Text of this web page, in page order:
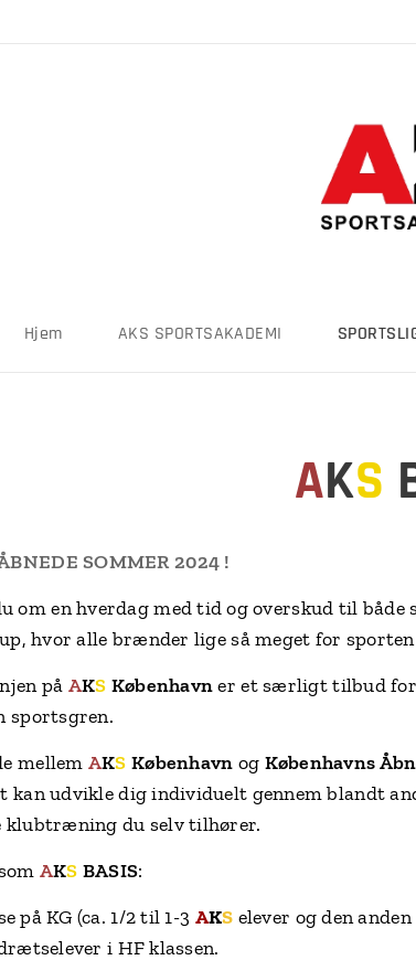
Hjem AKS SPORTSAKADEMI
AKS
SOMMER 2024 !
om en hverdag med tid og overskud til
hvor alle brænder lige så meget for
på AKS Københavner et særligt tilbud for
sportsgren.
mellem AKS København og Københavns
kan udvikle dig individuelt gennem blandt
klubtræning du selv tilhører.
AKS BASIS:
på KG (ca. 1/2 til 1-3 AKS elever og den
i HF klassen.